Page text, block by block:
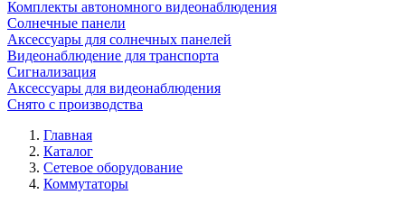
Комплекты автономного видеонаблюдения
Солнечные панели
Аксессуары для солнечных панелей
Видеонаблюдение для транспорта
Сигнализация
Аксессуары для видеонаблюдения
Снято с производства
Главная
Каталог
Сетевое оборудование
Коммутаторы